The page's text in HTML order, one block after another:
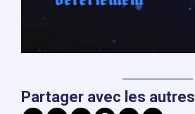
Partager avec les autres